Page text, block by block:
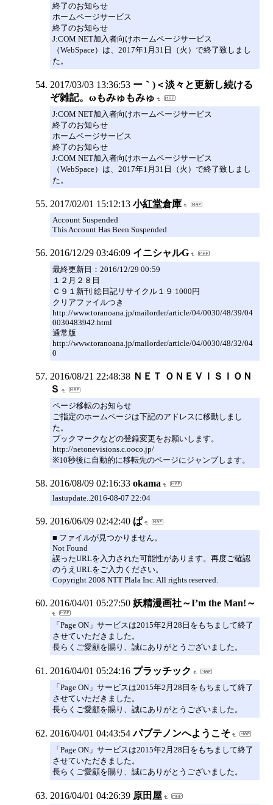
終了のお知らせ
ホームページサービス
終了のお知らせ
J:COM NET加入者向けホームページサービス
（WebSpace）は、2017年1月31日（火）で終了致しまし
た。
2017/03/03 13:36:53 ー｀)＜淡々と更新し続ける
ぞ雑記。ωもみゅもみゅ
J:COM NET加入者向けホームページサービス
終了のお知らせ
ホームページサービス
終了のお知らせ
J:COM NET加入者向けホームページサービス
（WebSpace）は、2017年1月31日（火）で終了致しまし
た。
2017/02/01 15:12:13 小紅堂倉庫
Account Suspended
This Account Has Been Suspended
2016/12/29 03:46:09 イニシャルG
最終更新日：2016/12/29 00:59
１２月２８日
Ｃ９１新刊 絵日記リサイクル１９ 1000円
クリアファイルつき
http://www.toranoana.jp/mailorder/article/04/0030/48/39/04
0030483942.html
通常版
http://www.toranoana.jp/mailorder/article/04/0030/48/32/04
0
2016/08/21 22:48:38 ＮＥＴ ＯＮＥＶＩＳＩＯＮ
Ｓ
ページ移転のお知らせ
ご指定のホームページは下記のアドレスに移動しまし
た。
ブックマークなどの登録変更をお願いします。
http://netonevisions.c.ooco.jp/
※10秒後に自動的に移転先のページにジャンプします。
2016/08/09 02:16:33 okama
lastupdate..2016-08-07 22:04
2016/06/09 02:42:40 ぱ
■ ファイルが見つかりません。
Not Found
誤ったURLを入力された可能性があります。再度ご確認
のうえURLをご入力ください。
Copyright 2008 NTT Plala Inc. All rights reserved.
2016/04/01 05:27:50 妖精漫画社～I’m the Man!～
「Page ON」サービスは2015年2月28日をもちまして終了
させていただきました。
長らくご愛顧を賜り、誠にありがとうございました。
2016/04/01 05:24:16 プラッチック
「Page ON」サービスは2015年2月28日をもちまして終了
させていただきました。
長らくご愛顧を賜り、誠にありがとうございました。
2016/04/01 04:43:54 パブテノンへようこそ
「Page ON」サービスは2015年2月28日をもちまして終了
させていただきました。
長らくご愛顧を賜り、誠にありがとうございました。
2016/04/01 04:26:39 原田屋